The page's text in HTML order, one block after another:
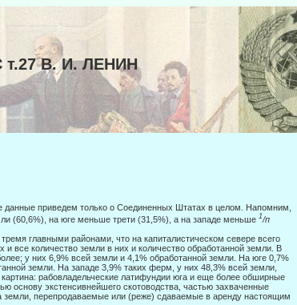
В. И. ЛЕНИН
приведем только о Соеди­ненных Штатах в целом. Напомним,
(60,6%), на юге меньше трети (31,5%), а на западе меньше 1/п
главными районами, что на капиталистическом севере всего
и все количество земли в них и количество обработанной земли. В
у них 6,9% всей земли и 4,1% обработанной земли. На юге 0,7%
земли. На западе 3,9% таких ферм, у них 48,3% всей земли,
рабовладельческие латифундии юга и еще более обширные
основу экстенсивнейшего скотоводства, частью захваченные
земли, пере­продаваемые или (реже) сдаваемые в аренду настоящим